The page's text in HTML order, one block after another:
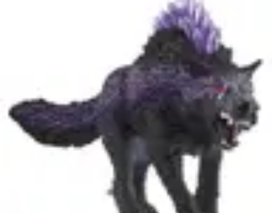
Cuisine et SantéLégendes et
Citrouilles et Fantômes